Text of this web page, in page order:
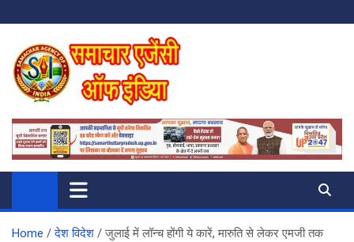
to
content
SAMACHAR AGENCY OF INDIA
My WordPress Blog
Home देश विदेश जुलाई में लॉन्च होंगी ये कारें, मारुति से लेकर एमजी तक